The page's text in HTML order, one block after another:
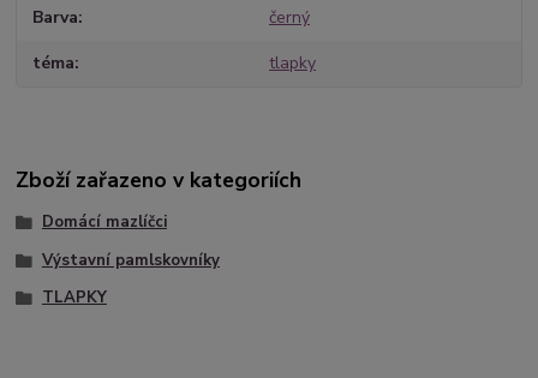
Barva černý
téma tlapky
Zboží zařazeno v kategoriích
Domácí mazlíčci
Výstavní pamlskovníky
TLAPKY